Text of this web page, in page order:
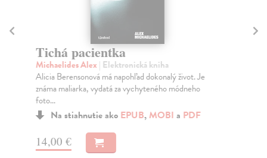
Tichá pacientka
Michaelides Alex | Elektronická kniha
Alicia Berensonová má napohľad dokonalý život. Je
známa maliarka, vydatá za vychyteného módneho
foto...
Na stiahnutie ako EPUB,MOBI a PDF
14,00 €